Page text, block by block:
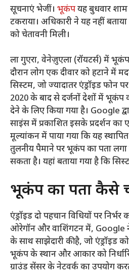
सूचनाएं भेजीं। भूकंपयह बुधवार
टकराया। अधिकारी ने यह नहीं
को चेतावनी मिली।
ला गुएरा, वेनेज़ुएला (रॉयटर्स) में
दौरान लोग एक दीवार को हटाने में
सिस्टम, जो ज्यादातर एंड्रॉइड फोन
2020 के बाद से दर्जनों देशों में भूकंप
देने के लिए किया गया है। Google
साइंस में प्रकाशित इसके प्रदर्शन का
मूल्यांकन में पाया गया कि यह स्थापित
तुलनीय पैमाने पर भूकंप का पता
सकता है। यहां बताया गया है कि
भूकंप का पता कैसे
एंड्रॉइड दो पहचान विधियों पर निर्भर
ओरेगॉन और वाशिंगटन में, Google
के साथ साझेदारी की है, जो एंड्रॉइड
भूकंप के स्थान और आकार को
ग्राउंड सेंसर के नेटवर्क का उपयोग